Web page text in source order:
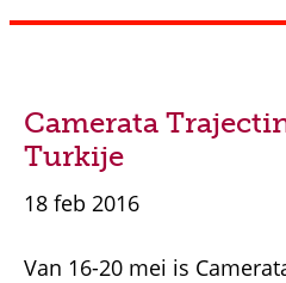
Camerata
Turkije
18 feb 2016
Van 16-20 mei is